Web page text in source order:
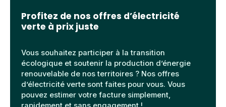
Profitez de nos offres d’électricité
verte à prix juste
Vous souhaitez participer à la transition
écologique et soutenir la production d’énergie
renouvelable de nos territoires ? Nos offres
d’électricité verte sont faites pour vous. Vous
pouvez estimer votre facture simplement,